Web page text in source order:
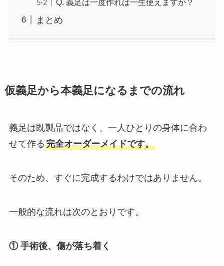
Q. 義足は一度作れば一生使えますか？
まとめ
仮義足から本義足になるまでの流れ
義足は既製品ではなく、一人ひとりの身体に合わ
せて作る完全オーダーメイドです。
そのため、すぐに完成するわけではありません。
一般的な流れは次のとおりです。
① 手術後、傷が落ち着く